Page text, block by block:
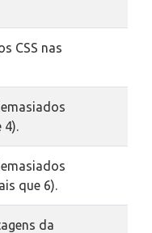
CSS nas
4).
que 6).
da